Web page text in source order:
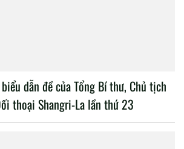
dẫn đề của Tổng Bí thư, Chủ tịch
thoại Shangri-La lần thứ 23